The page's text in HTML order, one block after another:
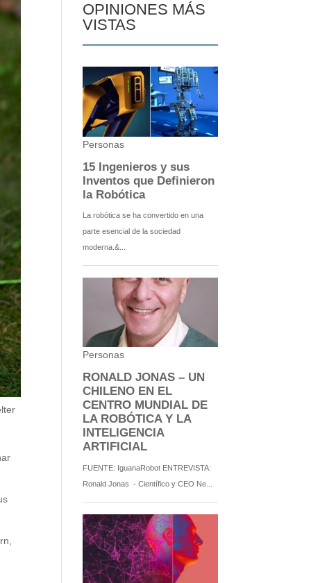
OPINIONES MÁS
VISTAS